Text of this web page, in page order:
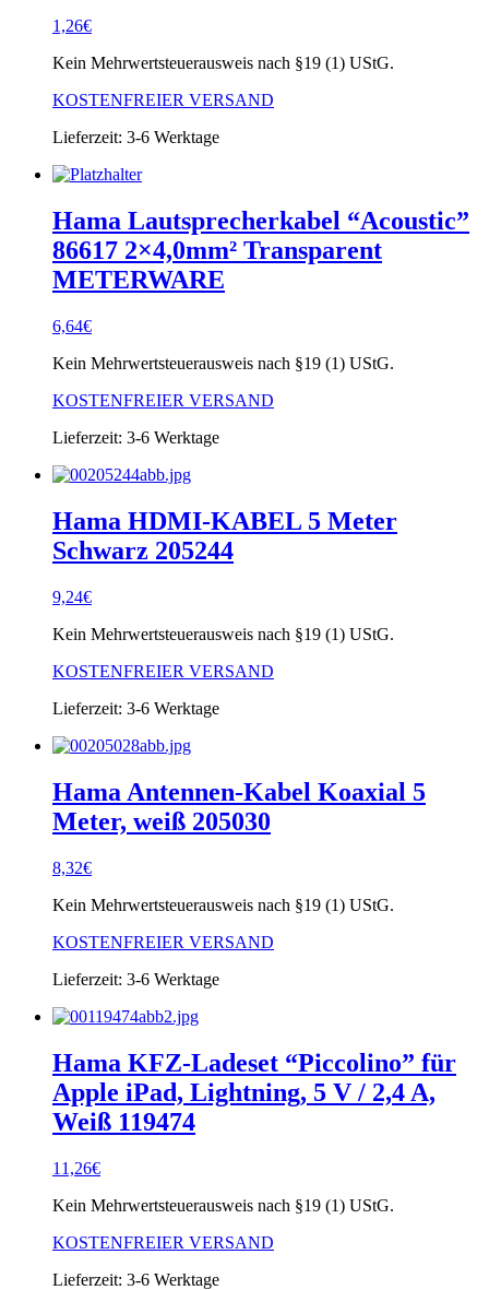
1,26€
Kein Mehrwertsteuerausweis nach §19 (1) UStG.
KOSTENFREIER VERSAND
Lieferzeit: 3-6 Werktage
Hama Lautsprecherkabel “Acoustic”
86617 2×4,0mm² Transparent
METERWARE
6,64€
Kein Mehrwertsteuerausweis nach §19 (1) UStG.
KOSTENFREIER VERSAND
Lieferzeit: 3-6 Werktage
Hama HDMI-KABEL 5 Meter
Schwarz 205244
9,24€
Kein Mehrwertsteuerausweis nach §19 (1) UStG.
KOSTENFREIER VERSAND
Lieferzeit: 3-6 Werktage
Hama Antennen-Kabel Koaxial 5
Meter, weiß 205030
8,32€
Kein Mehrwertsteuerausweis nach §19 (1) UStG.
KOSTENFREIER VERSAND
Lieferzeit: 3-6 Werktage
Hama KFZ-Ladeset “Piccolino” für
Apple iPad, Lightning, 5 V / 2,4 A,
Weiß 119474
11,26€
Kein Mehrwertsteuerausweis nach §19 (1) UStG.
KOSTENFREIER VERSAND
Lieferzeit: 3-6 Werktage